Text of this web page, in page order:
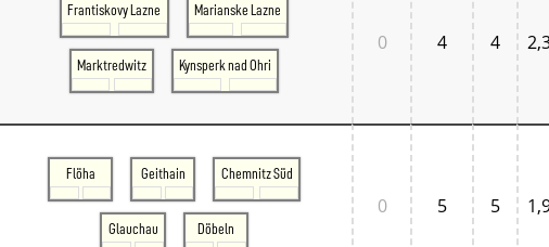
Frantiskovy Lazne Marianske Lazne
Marktredwitz Kynsperk nad Ohri
0 4 4
Flöha Geithain Chemnitz Süd
Glauchau Döbeln
0 5 5